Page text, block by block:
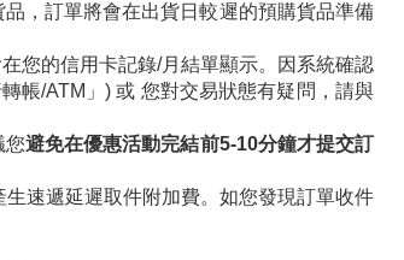
，訂單將會在出貨日較遲的預購貨品準備
您的信用卡記錄/月結單顯示。因系統確認
帳/ATM」) 或 您對交易狀態有疑問，請與
您避免在優惠活動完結前5-10分鐘才提交訂
速遞延遲取件附加費。如您發現訂單收件